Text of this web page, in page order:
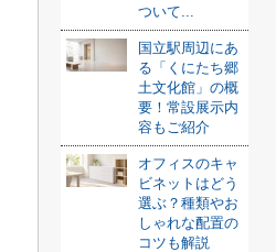
ついて...
国立駅周辺にあ
る「くにたち郷
土文化館」の概
要！常設展示内
容もご紹介
オフィスのキャ
ビネットはどう
選ぶ？種類やお
しゃれな配置の
コツも解説